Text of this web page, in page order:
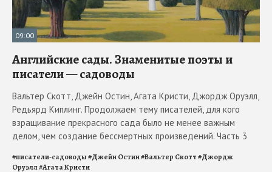
09:00
Английские сады. Знаменитые поэты и
писатели — садоводы
Вальтер Скотт, Джейн Остин, Агата Кристи, Джордж Оруэлл,
Редьярд Киплинг. Продолжаем тему писателей, для кого
взращивание прекрасного сада было не менее важным
делом, чем создание бессмертных произведений. Часть 3
#писатели-садоводы#Джейн Остин#Вальтер Скотт#Джордж
Оруэлл#Агата Кристи